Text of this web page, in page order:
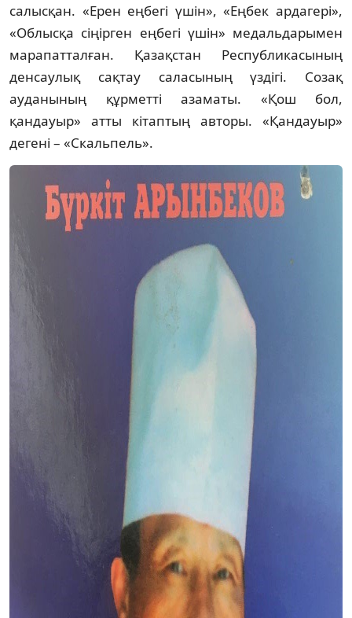
салысқан. «Ерен еңбегі үшін», «Еңбек ардагері»,
«Облысқа сіңірген еңбегі үшін» медальдарымен
марапатталған. Қазақстан Республикасының
денсаулық сақтау саласының үздігі. Созақ
ауданының құрметті азаматы. «Қош бол,
қандауыр» атты кітаптың авторы. «Қандауыр»
дегені – «Скальпель».